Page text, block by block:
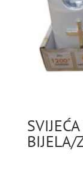
BIJELA/